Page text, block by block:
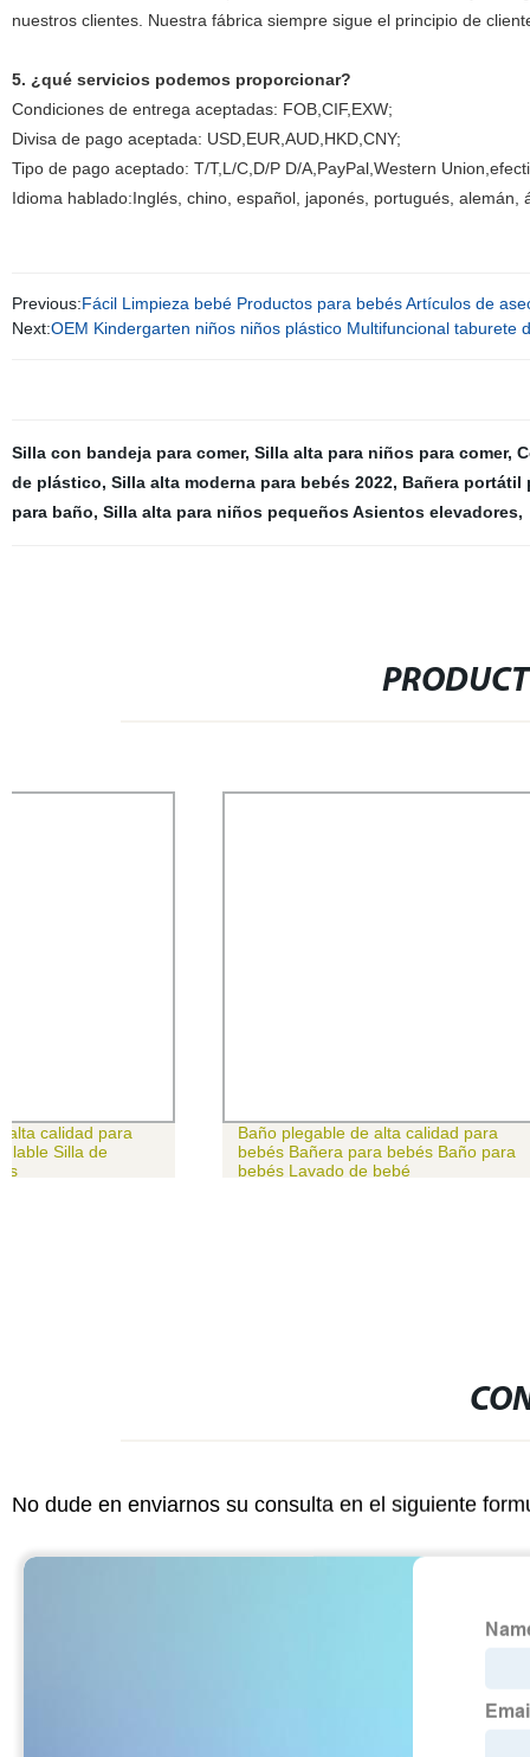
nuestros clientes. Nuestra fábrica siempre sigue el principio de
5. ¿qué servicios podemos proporcionar?
Condiciones de entrega aceptadas: FOB,CIF,EXW;
Divisa de pago aceptada: USD,EUR,AUD,HKD,CNY;
Tipo de pago aceptado: T/T,L/C,D/P D/A,PayPal,Western
Idioma hablado:Inglés, chino, español, japonés, portugués, alemán,
Previous:Fácil Limpieza bebé Productos para bebés Artículos de
Next:OEM Kindergarten niños niños plástico Multifuncional taburete
Silla con bandeja para comer, Silla alta para niños para comer,
de plástico, Silla alta moderna para bebés 2022, Bañera portátil
para baño, Silla alta para niños pequeños Asientos elevadores,
Baño plegable de alta calidad para
bebés Bañera para bebés Baño para
Bañera
para
No dude en enviarnos su consulta en el siguiente